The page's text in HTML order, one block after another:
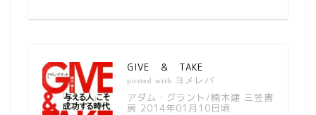
GIVE ＆ TAKE
posted with ヨメレバ
アダム・グラント/楠木建 三笠書
房 2014年01月10日頃